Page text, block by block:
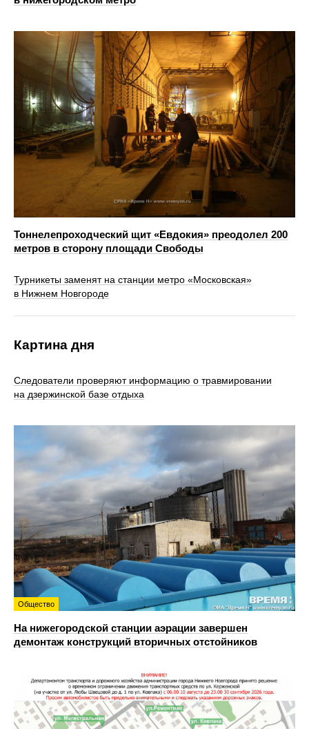
Тоннелепроходческий щит «Евдокия» преодолел 200
метров в сторону площади Свободы
Турникеты заменят на станции метро «Московская»
в Нижнем Новгороде
Картина дня
Следователи проверяют информацию о травмировании
на дзержинской базе отдыха
Общество
На нижегородской станции аэрации завершен
демонтаж конструкций вторичных отстойников